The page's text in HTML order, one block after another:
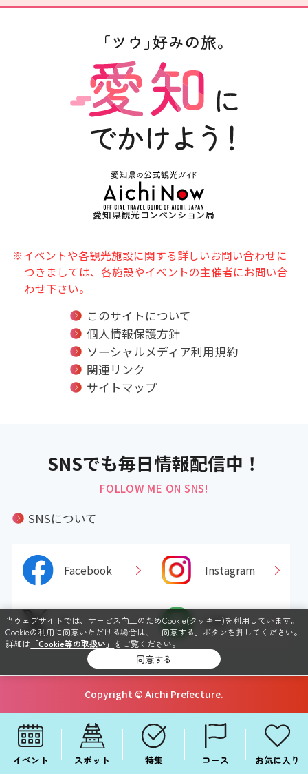
愛知県観光コンベンション局
※イベントや各観光施設に関する詳しいお問い合わせに
つきましては、各施設やイベントの主催者にお問い合
わせ下さい。
このサイトについて
個人情報保護方針
ソーシャルメディア利用規約
関連リンク
サイトマップ
SNSでも毎日情報配信中！
FOLLOW ME ON SNS!
SNSについて
Facebook Instagram
X LINE
Copyright © Aichi Prefecture.
イベント スポット 特集 コース お気に入り
当ウェブサイトでは、サービス向上のためCookie(クッキー)を利用しています。
Cookieの利用に同意いただける場合は、「同意する」ボタンを押してください。
詳細は 「Cookie等の取扱い」 をご覧ください。
同意する